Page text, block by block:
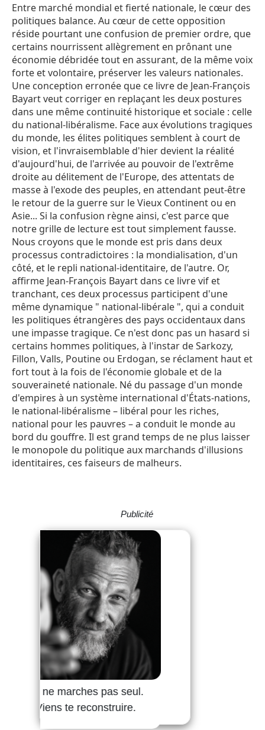
Entre marché mondial et fierté nationale, le cœur des
politiques balance. Au cœur de cette opposition
réside pourtant une confusion de premier ordre, que
certains nourrissent allègrement en prônant une
économie débridée tout en assurant, de la même voix
forte et volontaire, préserver les valeurs nationales.
Une conception erronée que ce livre de Jean-François
Bayart veut corriger en replaçant les deux postures
dans une même continuité historique et sociale : celle
du national-libéralisme. Face aux évolutions tragiques
du monde, les élites politiques semblent à court de
vision, et l'invraisemblable d'hier devient la réalité
d'aujourd'hui, de l'arrivée au pouvoir de l'extrême
droite au délitement de l'Europe, des attentats de
masse à l'exode des peuples, en attendant peut-être
le retour de la guerre sur le Vieux Continent ou en
Asie... Si la confusion règne ainsi, c'est parce que
notre grille de lecture est tout simplement fausse.
Nous croyons que le monde est pris dans deux
processus contradictoires : la mondialisation, d'un
côté, et le repli national-identitaire, de l'autre. Or,
affirme Jean-François Bayart dans ce livre vif et
tranchant, ces deux processus participent d'une
même dynamique " national-libérale ", qui a conduit
les politiques étrangères des pays occidentaux dans
une impasse tragique. Ce n'est donc pas un hasard si
certains hommes politiques, à l'instar de Sarkozy,
Fillon, Valls, Poutine ou Erdogan, se réclament haut et
fort tout à la fois de l'économie globale et de la
souveraineté nationale. Né du passage d'un monde
d'empires à un système international d'États-nations,
le national-libéralisme – libéral pour les riches,
national pour les pauvres – a conduit le monde au
bord du gouffre. Il est grand temps de ne plus laisser
le monopole du politique aux marchands d'illusions
identitaires, ces faiseurs de malheurs.